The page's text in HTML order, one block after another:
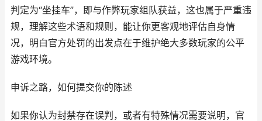
判定为“坐挂车”，即与作弊玩家组队获益，这也属于严重违
规，理解这些术语和规则，能让你更客观地评估自身情
况，明白官方处罚的出发点在于维护绝大多数玩家的公平
游戏环境。
申诉之路，如何提交你的陈述
如果你认为封禁存在误判，或者有特殊情况需要说明，官